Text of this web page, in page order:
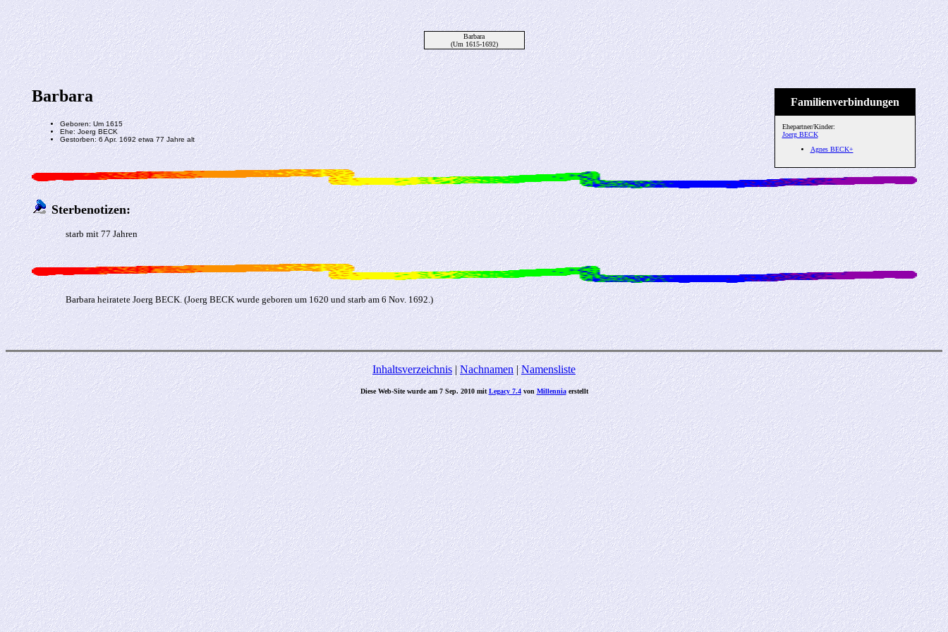
Barbara
(Um 1615-1692)
Familienverbindungen
Ehepartner/Kinder:
Joerg BECK
Agnes BECK+
Barbara
Geboren: Um 1615
Ehe: Joerg BECK
Gestorben: 6 Apr. 1692 etwa 77 Jahre alt
Sterbenotizen:
starb mit 77 Jahren
Barbara heiratete Joerg BECK. (Joerg BECK wurde geboren um 1620 und starb am 6 Nov. 1692.)
Inhaltsverzeichnis|Nachnamen|Namensliste
Diese Web-Site wurde am 7 Sep. 2010 mitLegacy 7.4vonMillenniaerstellt